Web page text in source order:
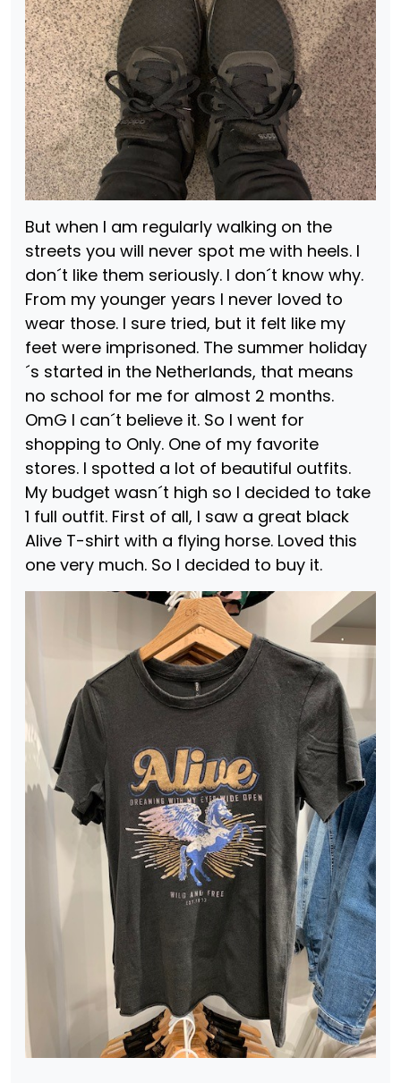
But when I am regularly walking on the
streets you will never spot me with heels. I
don´t like them seriously. I don´t know why.
From my younger years I never loved to
wear those. I sure tried, but it felt like my
feet were imprisoned. The summer holiday
´s started in the Netherlands, that means
no school for me for almost 2 months.
OmG I can´t believe it. So I went for
shopping to Only. One of my favorite
stores. I spotted a lot of beautiful outfits.
My budget wasn´t high so I decided to take
1 full outfit. First of all, I saw a great black
Alive T-shirt with a flying horse. Loved this
one very much. So I decided to buy it.